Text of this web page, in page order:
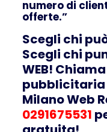
numero di
offerte.”
Scegli chi
Scegli chi
WEB!
pubblicitaria
Milano Web
0291675531